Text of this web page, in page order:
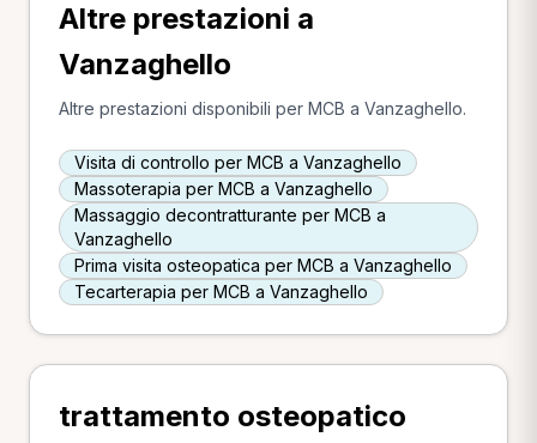
Altre prestazioni a
Vanzaghello
Altre prestazioni disponibili per MCB a Vanzaghello.
Visita di controllo per MCB a Vanzaghello
Massoterapia per MCB a Vanzaghello
Massaggio decontratturante per MCB a
Vanzaghello
Prima visita osteopatica per MCB a Vanzaghello
Tecarterapia per MCB a Vanzaghello
trattamento osteopatico